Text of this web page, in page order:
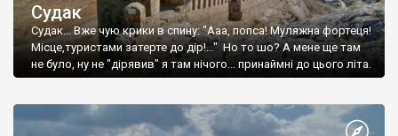
Судак
Судак... Вже чую крики в спину: "Ааа, попса! Муляжна фортеця!
Місце,туристами затерте до дір!..." Но то шо? А мене ще там
не було, ну не "дірявив" я там нічого... принаймні до цього літа.